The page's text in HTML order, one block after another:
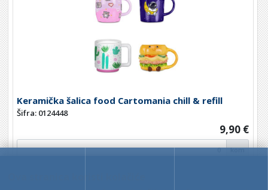
Keramička šalica food Cartomania chill & refill
Šifra: 0124448
9,90 €
kom